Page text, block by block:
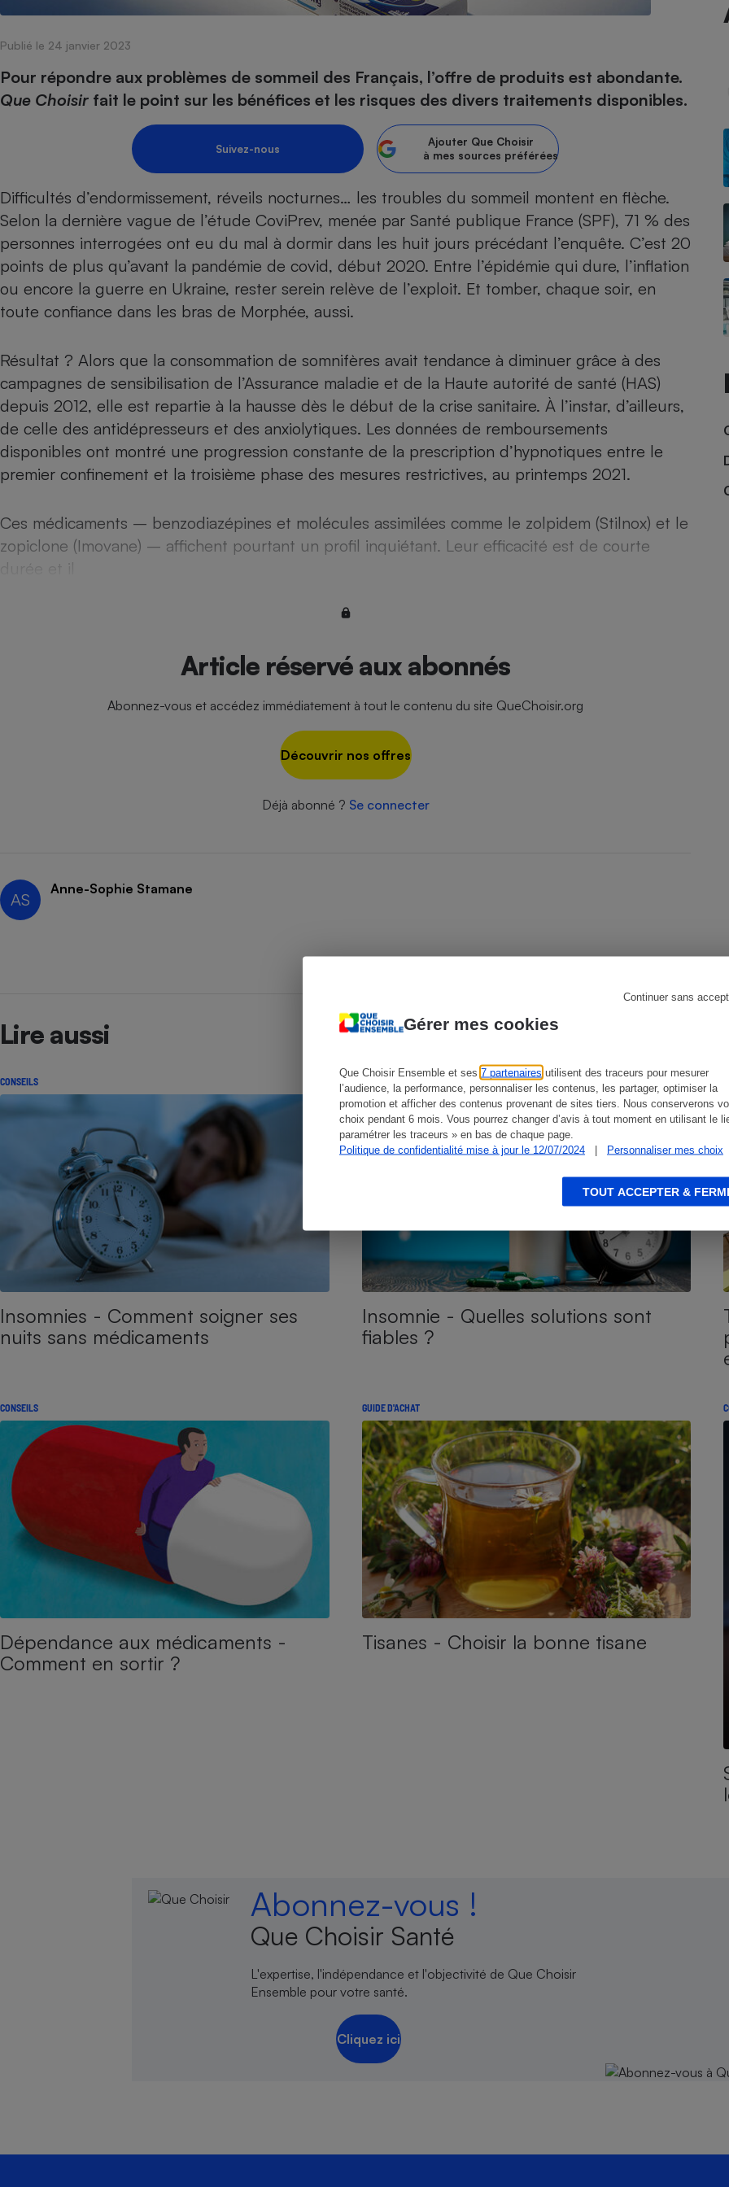
Gérer mes cookies
Que Choisir Ensemble et ses 7 partenaires utilisent des traceurs pour mesurer
l’audience, la performance, personnaliser les contenus, les partager, optimiser la
promotion et afficher des contenus provenant de sites tiers. Nous conserverons
choix pendant 6 mois. Vous pourrez changer d’avis à tout moment en utilisant le
paramétrer les traceurs » en bas de chaque page.
Politique de confidentialité mise à jour le 12/07/2024
| Personnaliser mes choix
Continuer sans
TOUT ACCEPTER &
Publié le 24 janvier 2023
Pour répondre aux problèmes de sommeil des Français, l’offre de produits est abondante.
Que Choisir fait le point sur les bénéfices et les risques des divers traitements disponibles.
Suivez-nous
Ajouter Que Choisir
à mes sources préférées
Difficultés d’endormissement, réveils nocturnes… les troubles du sommeil montent en flèche.
Selon la dernière vague de l’étude CoviPrev, menée par Santé publique France (SPF), 71 % des
personnes interrogées ont eu du mal à dormir dans les huit jours précédant l’enquête. C’est 20
points de plus qu’avant la pandémie de covid, début 2020. Entre l’épidémie qui dure, l’inflation
ou encore la guerre en Ukraine, rester serein relève de l’exploit. Et tomber, chaque soir, en
toute confiance dans les bras de Morphée, aussi.
Résultat ? Alors que la consommation de somnifères avait tendance à diminuer grâce à des
campagnes de sensibilisation de l’Assurance maladie et de la Haute autorité de santé (HAS)
depuis 2012, elle est repartie à la hausse dès le début de la crise sanitaire. À l’instar, d’ailleurs,
de celle des antidépresseurs et des anxiolytiques. Les données de remboursements
disponibles ont montré une progression constante de la prescription d’hypnotiques entre le
premier confinement et la troisième phase des mesures restrictives, au printemps 2021.
Ces médicaments – benzodiazépines et molécules assimilées comme le zolpidem (Stilnox) et le
zopiclone (Imovane) – affichent pourtant un profil inquiétant. Leur efficacité est de courte
durée et il
Article réservé aux abonnés
Abonnez-vous et accédez immédiatement à tout le contenu du site QueChoisir.org
Découvrir nos offres
Déjà abonné ? Se connecter
AS
Anne-Sophie Stamane
Lire aussi
CONSEILS
Insomnies - Comment soigner ses
nuits sans médicaments
ACTUALITÉ
Insomnie - Quelles solutions sont
fiables ?
CONSEILS
Dépendance aux médicaments -
Comment en sortir ?
GUIDE D'ACHAT
Tisanes - Choisir la bonne tisane
Abonnez-vous !
Que Choisir Santé
L'expertise, l'indépendance et l'objectivité de Que Choisir
Ensemble pour votre santé.
Cliquez ici
Complément
alimentaire
Foie gras
Champagne - Comment choisir une
bouteille de champagne
Assurance emprunteur Assurance vie
Banque en ligne
Petit électroménager - Ustensile
Lave-linge Lave-vaisselle
Plaque de cuisson à
induction
Four encastrable
Cafetière à expressos
Internet
Téléviseur Ordinateur portable
Téléphone mobile -
Smartphone
Appareil photo
numérique
Matelas Poêle à granulés
Radiateur électrique Électricité - Gaz
Climatiseur -
Ventilateur
Lessive
Antimoustique Crème solaire